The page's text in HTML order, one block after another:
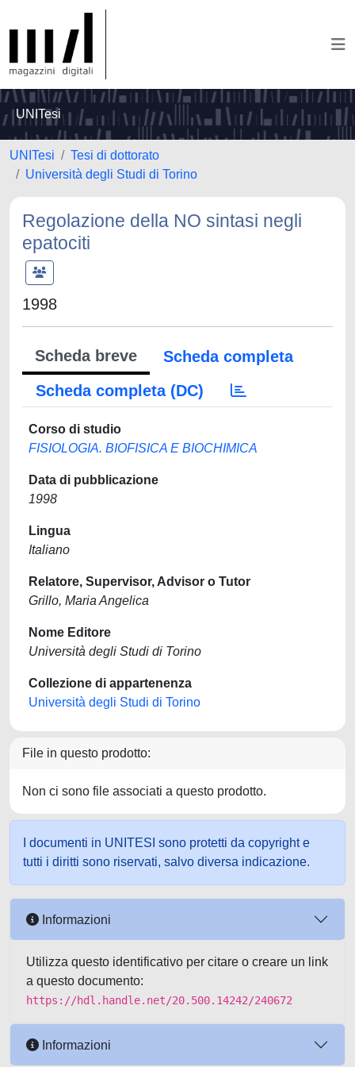
UNITesi
UNITesi
Tesi di dottorato
Università degli Studi di Torino
Regolazione della NO sintasi negli
epatociti
1998
Scheda breve
Scheda completa
Scheda completa (DC)
Corso di studio
FISIOLOGIA. BIOFISICA E BIOCHIMICA
Data di pubblicazione
1998
Lingua
Italiano
Relatore, Supervisor, Advisor o Tutor
Grillo, Maria Angelica
Nome Editore
Università degli Studi di Torino
Collezione di appartenenza
Università degli Studi di Torino
File in questo prodotto:
Non ci sono file associati a questo prodotto.
I documenti in UNITESI sono protetti da copyright e
tutti i diritti sono riservati, salvo diversa indicazione.
Informazioni
Utilizza questo identificativo per citare o creare un link
a questo documento:
https://hdl.handle.net/20.500.14242/240672
Informazioni